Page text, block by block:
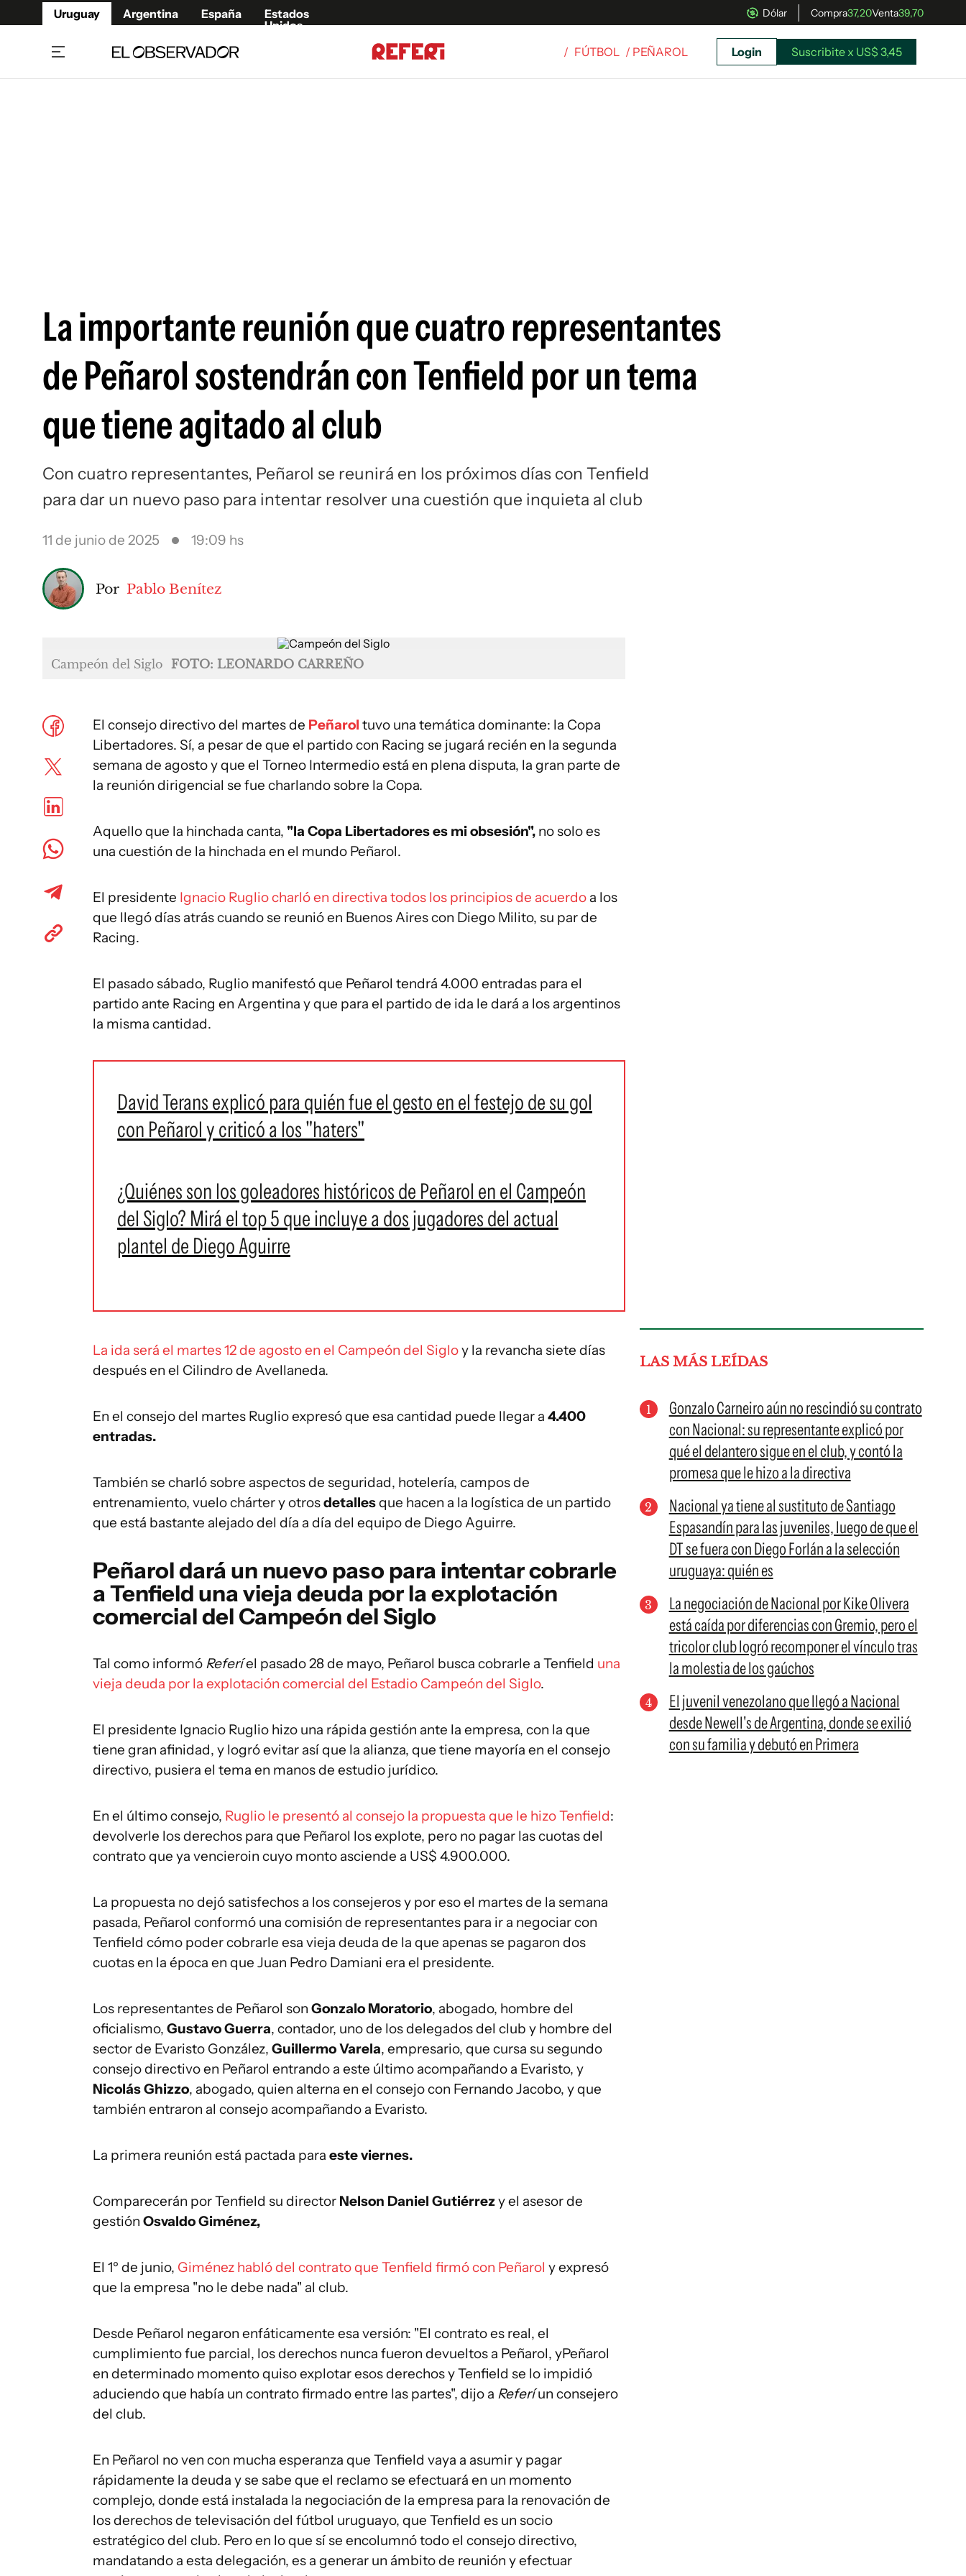
Uruguay Argentina España
Estados
Unidos
Dólar Compra37,20Venta39,70
/ FÚTBOL / PEÑAROL Login Suscribite x US$ 3,45
La importante reunión que cuatro representantes
de Peñarol sostendrán con Tenfield por un tema
que tiene agitado al club
Con cuatro representantes, Peñarol se reunirá en los próximos días con Tenfield
para dar un nuevo paso para intentar resolver una cuestión que inquieta al club
11 de junio de 2025 19:09 hs
Por Pablo Benítez
Campeón del Siglo FOTO: LEONARDO CARREÑO
El consejo directivo del martes de Peñarol tuvo una temática dominante: la Copa
Libertadores. Sí, a pesar de que el partido con Racing se jugará recién en la segunda
semana de agosto y que el Torneo Intermedio está en plena disputa, la gran parte de
la reunión dirigencial se fue charlando sobre la Copa.
Aquello que la hinchada canta, "la Copa Libertadores es mi obsesión", no solo es
una cuestión de la hinchada en el mundo Peñarol.
El presidente Ignacio Ruglio charló en directiva todos los principios de acuerdo a los
que llegó días atrás cuando se reunió en Buenos Aires con Diego Milito, su par de
Racing.
El pasado sábado, Ruglio manifestó que Peñarol tendrá 4.000 entradas para el
partido ante Racing en Argentina y que para el partido de ida le dará a los argentinos
la misma cantidad.
David Terans explicó para quién fue el gesto en el festejo de su gol
con Peñarol y criticó a los "haters"
¿Quiénes son los goleadores históricos de Peñarol en el Campeón
del Siglo? Mirá el top 5 que incluye a dos jugadores del actual
plantel de Diego Aguirre
La ida será el martes 12 de agosto en el Campeón del Sigloy la revancha siete días
después en el Cilindro de Avellaneda.
En el consejo del martes Ruglio expresó que esa cantidad puede llegar a 4.400
entradas.
También se charló sobre aspectos de seguridad, hotelería, campos de
entrenamiento, vuelo chárter y otrosdetallesque hacen a la logística de un partido
que está bastante alejado del día a día del equipo de Diego Aguirre.
Peñarol dará un nuevo paso para intentar cobrarle
a Tenfield una vieja deuda por la explotación
comercial del Campeón del Siglo
Tal como informó Referíel pasado 28 de mayo, Peñarol busca cobrarle a Tenfield una
vieja deuda por la explotación comercial del Estadio Campeón del Siglo.
El presidente Ignacio Ruglio hizo una rápida gestión ante la empresa, con la que
tiene gran afinidad, y logró evitar así que la alianza, que tiene mayoría en el consejo
directivo, pusiera el tema en manos de estudio jurídico.
En el último consejo, Ruglio le presentó al consejo la propuesta que le hizo Tenfield:
devolverle los derechos para que Peñarol los explote, pero no pagar las cuotas del
contrato que ya vencieroin cuyo monto asciende a US$ 4.900.000.
La propuesta no dejó satisfechos a los consejeros y por eso el martes de la semana
pasada, Peñarol conformó una comisión de representantes para ir a negociar con
Tenfield cómo poder cobrarle esa vieja deuda de la que apenas se pagaron dos
cuotas en la época en que Juan Pedro Damiani era el presidente.
Los representantes de Peñarol son Gonzalo Moratorio, abogado, hombre del
oficialismo, Gustavo Guerra, contador, uno de los delegados del club y hombre del
sector de Evaristo González, Guillermo Varela, empresario, que cursa su segundo
consejo directivo en Peñarol entrando a este último acompañando a Evaristo, y
Nicolás Ghizzo, abogado, quien alterna en el consejo con Fernando Jacobo, y que
también entraron al consejo acompañando a Evaristo.
La primera reunión está pactada para este viernes.
Comparecerán por Tenfield su director Nelson Daniel Gutiérrezy el asesor de
gestión Osvaldo Giménez,
El 1º de junio, Giménez habló del contrato que Tenfield firmó con Peñarol y expresó
que la empresa "no le debe nada" al club.
Desde Peñarol negaron enfáticamente esa versión: "El contrato es real, el
cumplimiento fue parcial, los derechos nunca fueron devueltos a Peñarol, yPeñarol
en determinado momento quiso explotar esos derechos y Tenfield se lo impidió
aduciendo que había un contrato firmado entre las partes", dijo a Referíun consejero
del club.
En Peñarol no ven con mucha esperanza que Tenfield vaya a asumir y pagar
rápidamente la deuda y se sabe que el reclamo se efectuará en un momento
complejo, donde está instalada la negociación de la empresa para la renovación de
los derechos de televisación del fútbol uruguayo, que Tenfield es un socio
estratégico del club. Pero en lo que sí se encolumnó todo el consejo directivo,
mandatando a esta delegación, es a generar un ámbito de reunión y efectuar
LAS MÁS LEÍDAS
Gonzalo Carneiro aún no rescindió su contrato
con Nacional: su representante explicó por
qué el delantero sigue en el club, y contó la
promesa que le hizo a la directiva
Nacional ya tiene al sustituto de Santiago
Espasandín para las juveniles, luego de que el
DT se fuera con Diego Forlán a la selección
uruguaya: quién es
La negociación de Nacional por Kike Olivera
está caída por diferencias con Gremio, pero el
tricolor club logró recomponer el vínculo tras
la molestia de los gaúchos
El juvenil venezolano que llegó a Nacional
desde Newell's de Argentina, donde se exilió
con su familia y debutó en Primera